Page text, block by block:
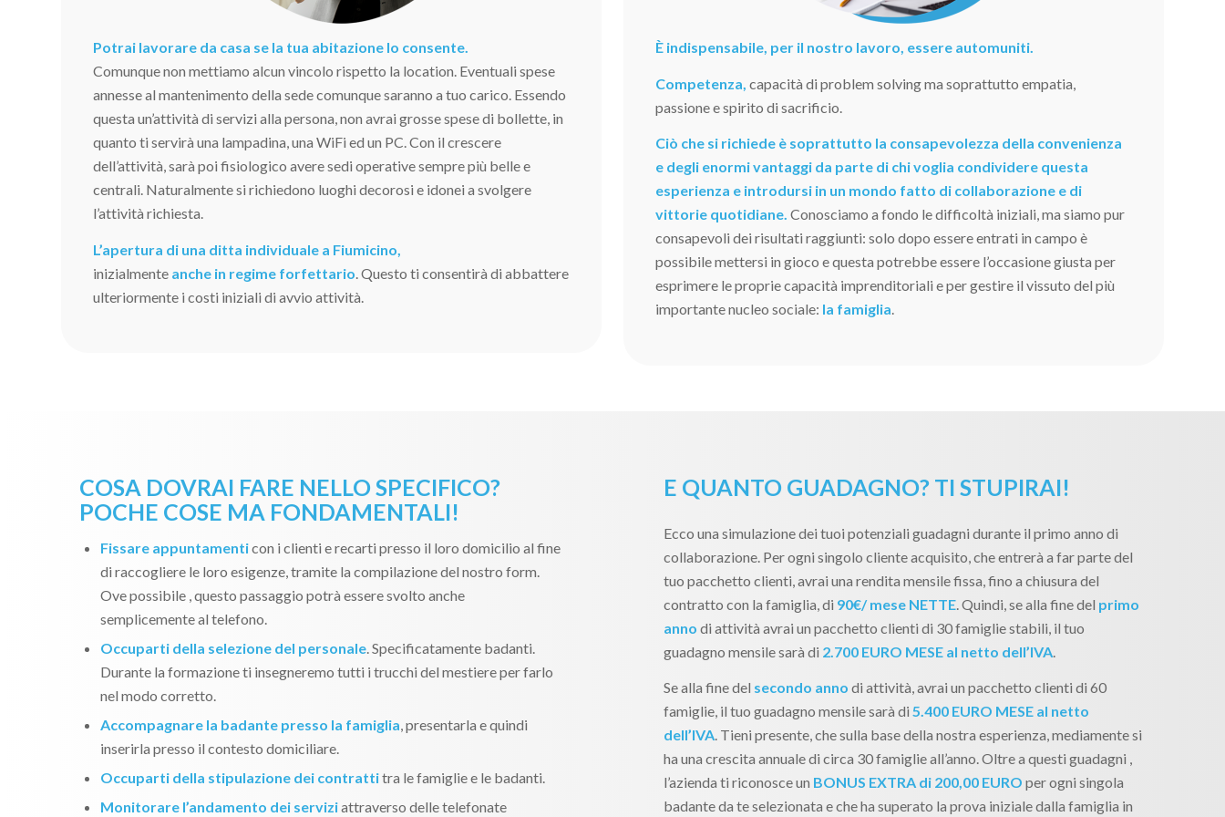
Potrai lavorare da casa se la tua abitazione lo consente.
Comunque non mettiamo alcun vincolo rispetto la location. Eventuali spese
annesse al mantenimento della sede comunque saranno a tuo carico. Essendo
questa un’attività di servizi alla persona, non avrai grosse spese di bollette, in
quanto ti servirà una lampadina, una WiFi ed un PC. Con il crescere
dell’attività, sarà poi fisiologico avere sedi operative sempre più belle e
centrali. Naturalmente si richiedono luoghi decorosi e idonei a svolgere
l’attività richiesta.
L’apertura di una ditta individuale a Fiumicino,
inizialmente anche in regime forfettario . Questo ti consentirà di abbattere
ulteriormente i costi iniziali di avvio attività.
È indispensabile, per il nostro lavoro, essere automuniti.
Competenza,capacità di problem solving ma soprattutto empatia,
passione e spirito di sacrificio.
Ciò che si richiede è soprattutto la consapevolezza della convenienza
e degli enormi vantaggi da parte di chi voglia condividere questa
esperienza e introdursi in un mondo fatto di collaborazione e di
vittorie quotidiane. Conosciamo a fondo le difficoltà iniziali, ma siamo pur
consapevoli dei risultati raggiunti: solo dopo essere entrati in campo è
possibile mettersi in gioco e questa potrebbe essere l’occasione giusta per
esprimere le proprie capacità imprenditoriali e per gestire il vissuto del più
importante nucleo sociale: la famiglia.
COSA DOVRAI FARE NELLO SPECIFICO?
POCHE COSE MA FONDAMENTALI!
Fissare appuntamenticon i clienti e recarti presso il loro domicilio al fine
di raccogliere le loro esigenze, tramite la compilazione del nostro form.
Ove possibile , questo passaggio potrà essere svolto anche
semplicemente al telefono.
Occuparti della selezione del personale. Specificatamente badanti.
Durante la formazione ti insegneremo tutti i trucchi del mestiere per farlo
nel modo corretto.
Accompagnare la badante presso la famiglia, presentarla e quindi
inserirla presso il contesto domiciliare.
Occuparti della stipulazione dei contrattitra le famiglie e le badanti.
Monitorare l’andamento dei serviziattraverso delle telefonate
E QUANTO GUADAGNO? TI STUPIRAI!
Ecco una simulazione dei tuoi potenziali guadagni durante il primo anno di
collaborazione. Per ogni singolo cliente acquisito, che entrerà a far parte del
tuo pacchetto clienti, avrai una rendita mensile fissa, fino a chiusura del
contratto con la famiglia, di 90€/ mese NETTE . Quindi, se alla fine del primo
anno di attività avrai un pacchetto clienti di 30 famiglie stabili, il tuo
guadagno mensile sarà di 2.700 EURO MESE al netto dell’IVA
Se alla fine del secondo anno di attività, avrai un pacchetto clienti di 60
famiglie, il tuo guadagno mensile sarà di5.400 EURO MESE al netto
dell’IVA. Tieni presente, che sulla base della nostra esperienza, mediamente si
ha una crescita annuale di circa 30 famiglie all’anno. Oltre a questi guadagni ,
l’azienda ti riconosce un BONUS EXTRA di 200,00 EURO per ogni singola
badante da te selezionata e che ha superato la prova iniziale dalla famiglia in